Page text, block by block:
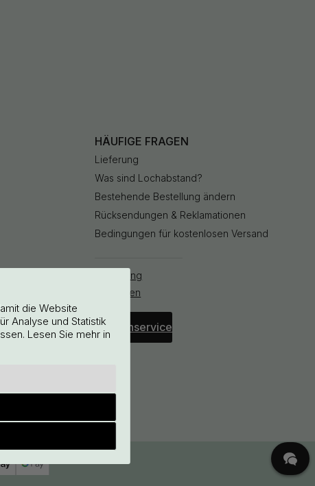
HÄUFIGE FRAGEN
Lieferung
Was sind Lochabstand?
Bestehende Bestellung ändern
Rücksendungen & Reklamationen
Bedingungen für kostenlosen Versand
Bestellung
stornieren
Kundenservice
die Website
Analyse und Statistik
Lesen Sie mehr in